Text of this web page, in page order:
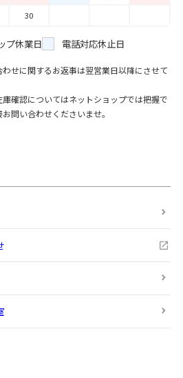
30
プ休業日 電話対応休止日
せに関するお返事は翌営業日以降にさせて
確認についてはネットショップでは把握で
問い合わせくださいませ。